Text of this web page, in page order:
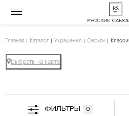
Главная Каталог Украшения Серьги
Выбрать на карте
ФИЛЬТРЫ 0